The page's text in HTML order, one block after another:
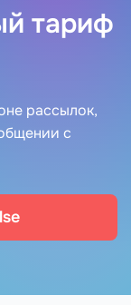
тариф
рассылок,
с